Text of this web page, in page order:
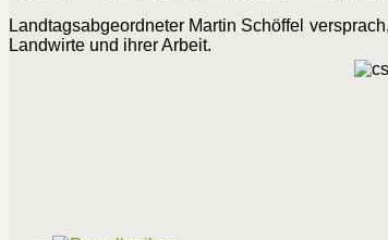
Landtagsabgeordneter Martin Schöffel
Landwirte und ihrer Arbeit.